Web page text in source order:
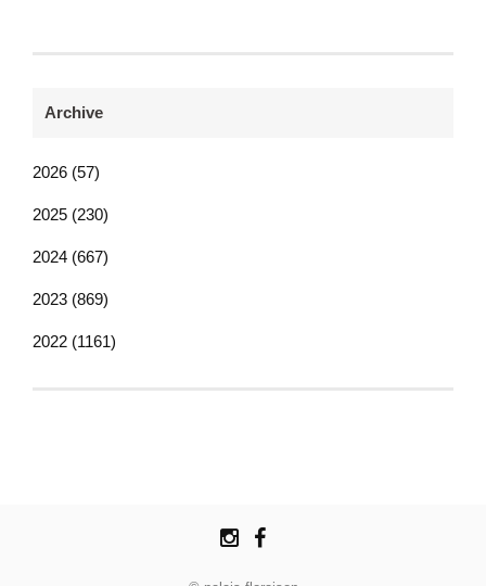
Archive
2026 (57)
2025 (230)
2024 (667)
2023 (869)
2022 (1161)